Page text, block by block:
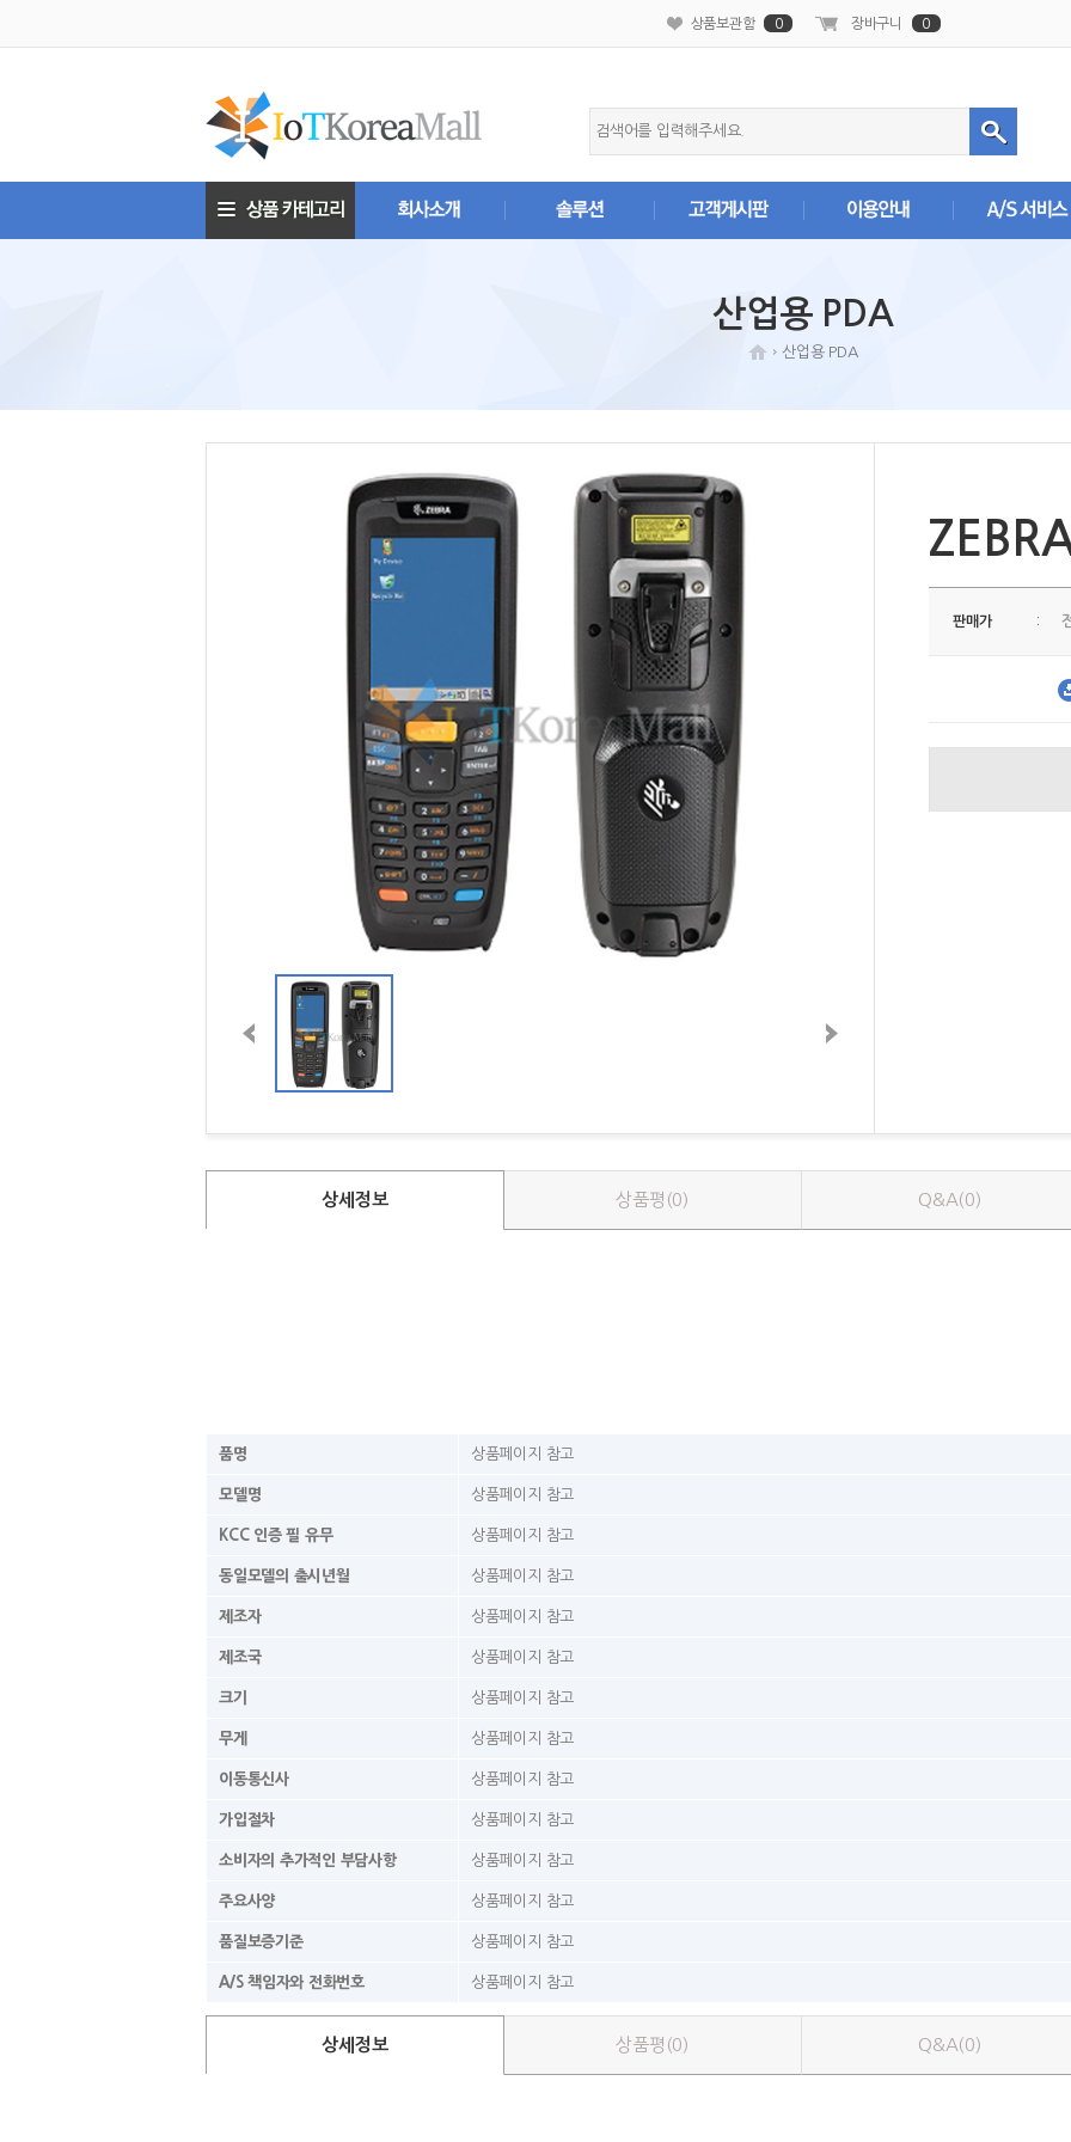
본문 바로가기
상품보관함 0 장바구니 0
산업용 PDA
산업용 PDA
판매가 :
상세정보 상품평(0) Q&A(0)
품명 상품페이지 참고
모델명 상품페이지 참고
KCC 인증 필 유무 상품페이지 참고
동일모델의 출시년월 상품페이지 참고
제조자 상품페이지 참고
제조국 상품페이지 참고
크기 상품페이지 참고
무게 상품페이지 참고
이동통신사 상품페이지 참고
가입절차 상품페이지 참고
소비자의 추가적인 부담사항 상품페이지 참고
주요사양 상품페이지 참고
품질보증기준 상품페이지 참고
A/S 책임자와 전화번호 상품페이지 참고
상세정보 상품평(0) Q&A(0)